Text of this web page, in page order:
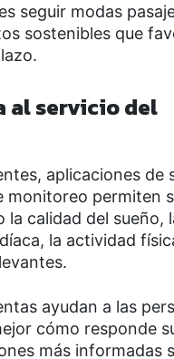
seguir modas
sostenibles que
al servicio del
aplicaciones de
monitoreo permiten
la calidad del sueño,
la actividad
ayudan a las
cómo responde
más informadas